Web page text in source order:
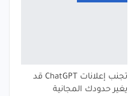
تجنب إعلانات ChatGPT قد
يغير حدودك المجانية